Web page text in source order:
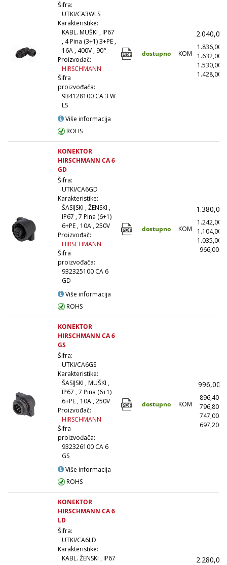
Šifra:
UTKI/CA3WLS
Karakteristike:
KABL. MUŠKI , IP67
, 4 Pina (3+1) 3+PE ,
16A , 400V , 90°
Proizvođač:
HIRSCHMANN
Šifra
proizvođača:
934128100 CA 3 W
LS
Više informacija
ROHS
dostupno KOM
2.040,00
1.836,00
1.632,00
1.530,00
1.428,00
KONEKTOR
HIRSCHMANN CA 6
GD
Šifra:
UTKI/CA6GD
Karakteristike:
ŠASIJSKI , ŽENSKI ,
IP67 , 7 Pina (6+1)
6+PE , 10A , 250V
Proizvođač:
HIRSCHMANN
Šifra
proizvođača:
932325100 CA 6
GD
Više informacija
ROHS
dostupno KOM
1.380,00
1.242,00
1.104,00
1.035,00
966,00
KONEKTOR
HIRSCHMANN CA 6
GS
Šifra:
UTKI/CA6GS
Karakteristike:
ŠASIJSKI , MUŠKI ,
IP67 , 7 Pina (6+1)
6+PE , 10A , 250V
Proizvođač:
HIRSCHMANN
Šifra
proizvođača:
932326100 CA 6
GS
Više informacija
ROHS
dostupno KOM
996,00
896,40
796,80
747,00
697,20
KONEKTOR
HIRSCHMANN CA 6
LD
Šifra:
UTKI/CA6LD
Karakteristike:
KABL. ŽENSKI , IP67
2.280,00